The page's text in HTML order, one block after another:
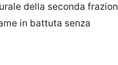
della seconda
in battuta senza